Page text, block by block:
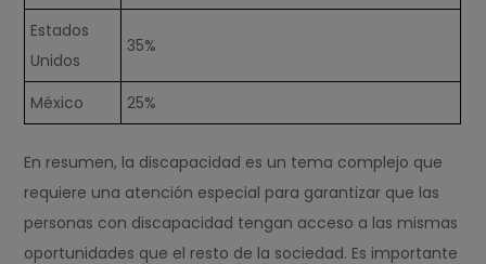
Estados
Unidos
35%
México 25%
En resumen, la discapacidad es un tema complejo que
requiere una atención especial para garantizar que las
personas con discapacidad tengan acceso a las mismas
oportunidades que el resto de la sociedad. Es importante